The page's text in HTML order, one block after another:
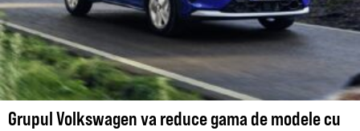
Grupul Volkswagen va reduce gama de modele cu